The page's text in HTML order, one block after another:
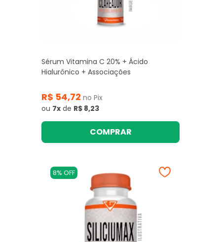
Sérum Vitamina C 20% + Ácido
Hialurônico + Associações
R$ 54,72 no Pix
ou 7x de R$ 8,23
COMPRAR
8% OFF